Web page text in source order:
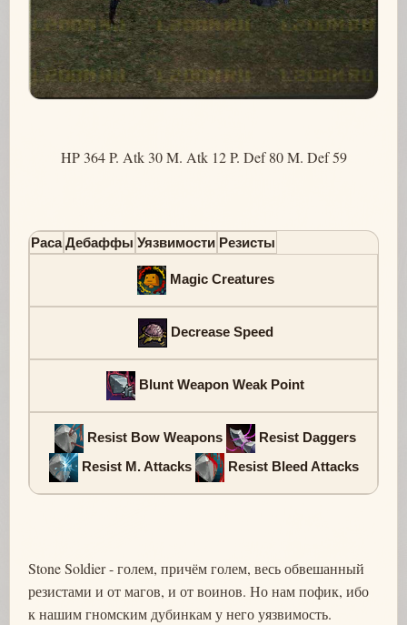
HP 364 P. Atk 30 M. Atk 12 P. Def 80 M. Def 59
Раса Дебаффы Уязвимости Резисты
Magic Creatures
Decrease Speed
Blunt Weapon Weak Point
Resist Bow Weapons
Resist Daggers
Resist M. Attacks
Resist Bleed Attacks
Stone Soldier - голем, причём голем, весь обвешанный
резистами и от магов, и от воинов. Но нам пофик, ибо
к нашим гномским дубинкам у него уязвимость.